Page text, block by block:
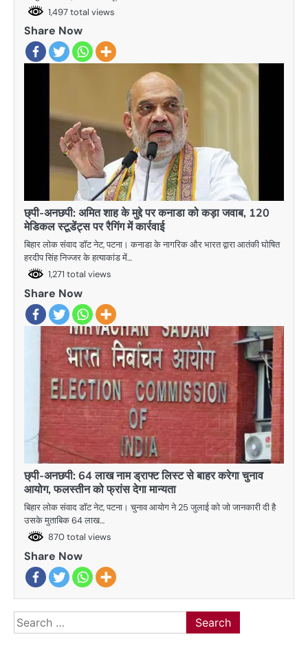
1,497 total views
Share Now
छ्पी-अनछपी: अमित शाह के मुद्दे पर कनाडा को कड़ा जवाब, 120
मेडिकल स्टूडेंट्स पर रैगिंग में कार्रवाई
बिहार लोक संवाद डॉट नेट, पटना। कनाडा के नागरिक और भारत द्वारा आतंकी घोषित
हरदीप सिंह निज्जर के हत्याकांड में…
1,271 total views
Share Now
छ्पी-अनछपी: 64 लाख नाम ड्राफ्ट लिस्ट से बाहर करेगा चुनाव
आयोग, फलस्तीन को फ्रांस देगा मान्यता
बिहार लोक संवाद डॉट नेट, पटना। चुनाव आयोग ने 25 जुलाई को जो जानकारी दी है
उसके मुताबिक 64 लाख…
870 total views
Share Now
Search
for: